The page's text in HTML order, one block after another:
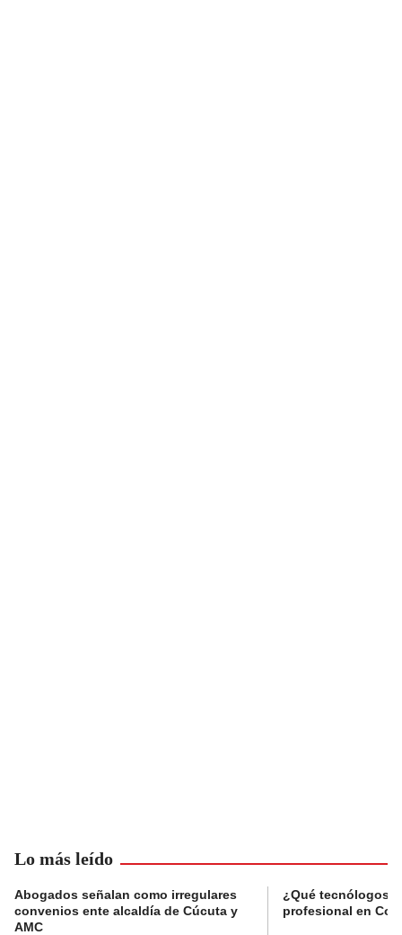
Lo más leído
Abogados señalan como irregulares
convenios ente alcaldía de Cúcuta y
AMC
¿Qué tecnólogos
profesional en